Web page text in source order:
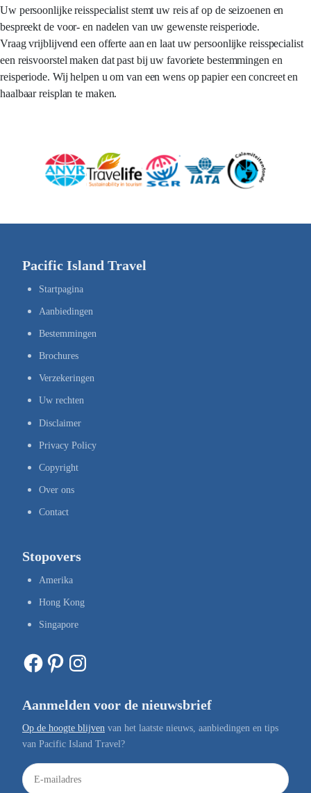
Uw persoonlijke reisspecialist stemt uw reis af op de seizoenen en
bespreekt de voor- en nadelen van uw gewenste reisperiode.
Vraag vrijblijvend een offerte aan en laat uw persoonlijke reisspecialist
een reisvoorstel maken dat past bij uw favoriete bestemmingen en
reisperiode. Wij helpen u om van een wens op papier een concreet en
haalbaar reisplan te maken.
Pacific Island Travel
Startpagina
Aanbiedingen
Bestemmingen
Brochures
Verzekeringen
Uw rechten
Disclaimer
Privacy Policy
Copyright
Over ons
Contact
Stopovers
Amerika
Hong Kong
Singapore
Facebook Pinterest Instagram
Aanmelden voor de nieuwsbrief
Op de hoogte blijven van het laatste nieuws, aanbiedingen en tips
van Pacific Island Travel?
E
-